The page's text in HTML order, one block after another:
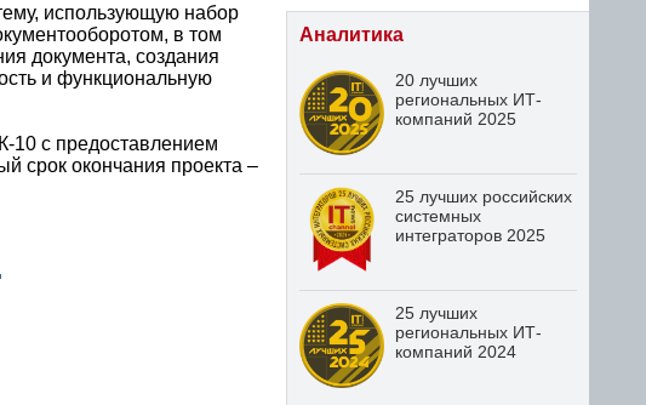
использующую набор
в том
документа, создания
и функциональную
10 с предоставлением
срок окончания проекта –
Аналитика
20 лучших
региональных ИТ-
компаний 2025
25 лучших российских
системных
интеграторов 2025
25 лучших
региональных ИТ-
компаний 2024